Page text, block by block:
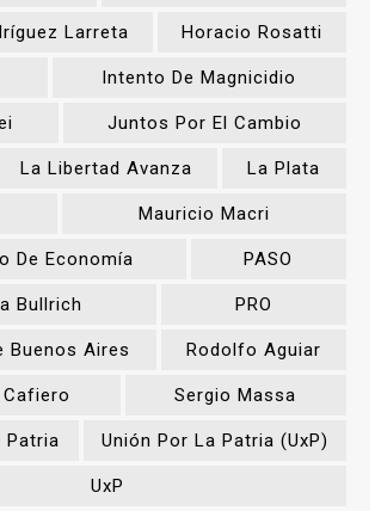
Larreta Horacio Rosatti
Intento De Magnicidio
Juntos Por El Cambio
La Libertad Avanza La Plata
Mauricio Macri
De Economía PASO
Bullrich PRO
Buenos Aires Rodolfo Aguiar
Sergio Massa
Patria Unión Por La Patria (UxP)
UxP